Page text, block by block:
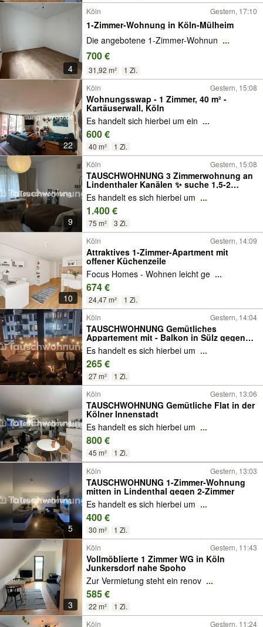
4
Köln Gestern, 17:10
1-Zimmer-Wohnung in Köln-Mülheim
Die angebotene 1-Zimmer-Wohnun ...
700 €
31,92 m² 1 Zi.
22
Köln Gestern, 15:08
Wohnungsswap - 1 Zimmer, 40 m² -
Kartäuserwall, Köln
Es handelt sich hierbei um ein ...
600 €
40 m² 1 Zi.
9
Köln Gestern, 15:08
TAUSCHWOHNUNG 3 Zimmerwohnung an
Lindenthaler Kanälen ✨ suche 1,5-2
Zimmer
Es handelt es sich hierbei um ...
1.400 €
75 m² 3 Zi.
10
Köln Gestern, 14:09
Attraktives 1-Zimmer-Apartment mit
offener Küchenzeile
Focus Homes - Wohnen leicht ge ...
674 €
24,47 m²
1 Zi.
Köln
Gestern, 14:04
TAUSCHWOHNUNG Gemütliches
Appartement mit - Balkon in Sülz gegen
größer!
Es handelt es sich hierbei um ...
265 €
27 m²
1 Zi.
Köln
Gestern, 13:06
TAUSCHWOHNUNG Gemütliche Flat in der
Kölner Innenstadt
Es handelt es sich hierbei um ...
800 €
45 m² 1 Zi.
5
Köln Gestern, 13:03
TAUSCHWOHNUNG 1-Zimmer-Wohnung
mitten in Lindenthal gegen 2-Zimmer
Es handelt es sich hierbei um ...
400 €
30 m² 1 Zi.
3
Köln Gestern, 11:43
Vollmöblierte 1 Zimmer WG in Köln
Junkersdorf nahe Spoho
Zur Vermietung steht ein renov ...
585 €
22 m²
1 Zi.
Köln
Gestern, 11:24